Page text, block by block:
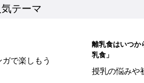
くて機能性も◎」「110円でこのクオリティ